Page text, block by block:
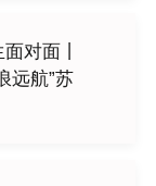
对面丨
远航”苏